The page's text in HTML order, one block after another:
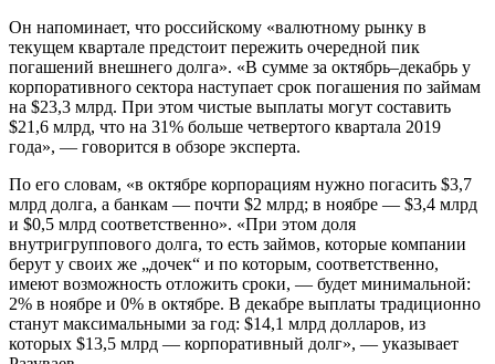
Он напоминает, что российскому «валютному рынку в
текущем квартале предстоит пережить очередной пик
погашений внешнего долга». «В сумме за октябрь–декабрь у
корпоративного сектора наступает срок погашения по займам
на $23,3 млрд. При этом чистые выплаты могут составить
$21,6 млрд, что на 31% больше четвертого квартала 2019
года», — говорится в обзоре эксперта.
По его словам, «в октябре корпорациям нужно погасить $3,7
млрд долга, а банкам — почти $2 млрд; в ноябре — $3,4 млрд
и $0,5 млрд соответственно». «При этом доля
внутригруппового долга, то есть займов, которые компании
берут у своих же „дочек“ и по которым, соответственно,
имеют возможность отложить сроки, — будет минимальной:
2% в ноябре и 0% в октябре. В декабре выплаты традиционно
станут максимальными за год: $14,1 млрд долларов, из
которых $13,5 млрд — корпоративный долг», — указывает